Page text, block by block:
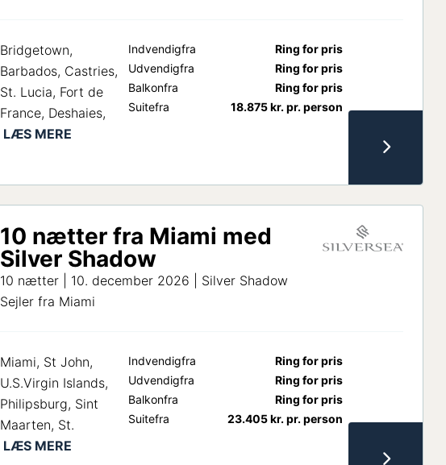
Bridgetown,
Barbados, Castries,
St. Lucia, Fort de
France, Deshaies,
Indvendigfra
Ring for pris
Udvendigfra
Ring for pris
Balkonfra
Ring for pris
Suitefra 18.875kr.pr. person
10 nætter fra Miami med
Silver Shadow
10 nætter | 10. december 2026 | Silver Shadow
Sejler fra Miami
Miami, St John,
U.S.Virgin Islands,
Philipsburg, Sint
Maarten, St.
Indvendigfra
Ring for pris
Udvendigfra
Ring for pris
Balkonfra
Ring for pris
Suitefra 23.405kr.pr. person